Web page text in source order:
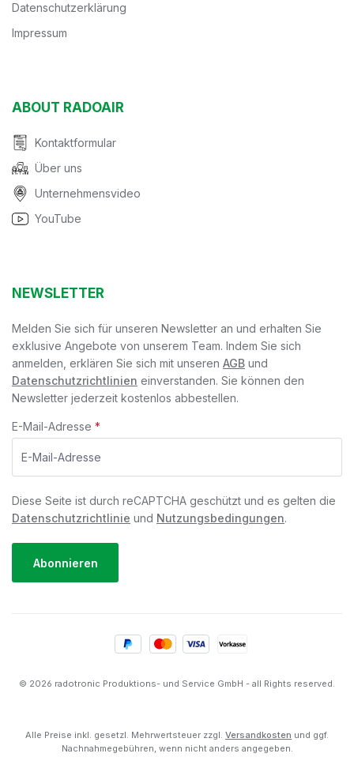
Datenschutzerklärung
Impressum
ABOUT RADOAIR
Kontaktformular
Über uns
Unternehmensvideo
YouTube
NEWSLETTER
Melden Sie sich für unseren Newsletter an und erhalten Sie
exklusive Angebote von unserem Team. Indem Sie sich
anmelden, erklären Sie sich mit unseren AGB und
Datenschutzrichtlinien einverstanden. Sie können den
Newsletter jederzeit kostenlos abbestellen.
E-Mail-Adresse *
Diese Seite ist durch reCAPTCHA geschützt und es gelten die
Datenschutzrichtlinie und Nutzungsbedingungen.
Abonnieren
© 2026 radotronic Produktions- und Service GmbH - all Rights reserved.
Alle Preise inkl. gesetzl. Mehrwertsteuer zzgl. Versandkosten und ggf.
Nachnahmegebühren, wenn nicht anders angegeben.